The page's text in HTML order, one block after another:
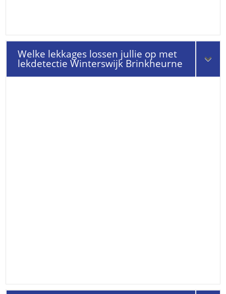
Welke lekkages lossen jullie op met
lekdetectie Winterswijk Brinkheurne